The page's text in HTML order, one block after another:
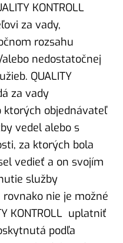
KONTROLL
za vady,
rozsahu
nedostatočnej
QUALITY
za vady
ktorých objednávateľ
vedel alebo s
za ktorých bola
vedieť a on svojím
služby
nie je možné
KONTROLL uplatniť
podľa